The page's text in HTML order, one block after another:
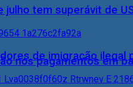
nos pagamentos em
julho tem superávit de
de imigração ilegal